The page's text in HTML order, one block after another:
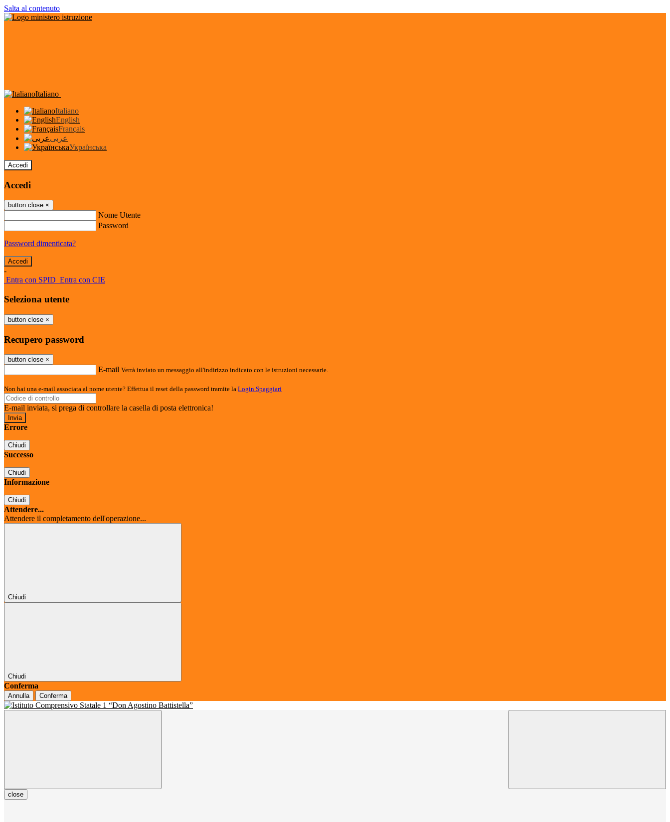
Salta al contenuto
Italiano
Italiano
English
Français
عربى
Українська
Accedi
Accedi
button close ×
Nome Utente
Password
Password dimenticata?
-
Entra con SPID Entra con CIE
Seleziona utente
button close ×
Recupero password
button close ×
E-mail Verrà inviato un messaggio all'indirizzo indicato con le istruzioni necessarie.
Non hai una e-mail associata al nome utente? Effettua il reset della password tramite la Login Spaggiari
E-mail inviata, si prega di controllare la casella di posta elettronica!
Errore
Chiudi
Successo
Chiudi
Informazione
Chiudi
Attendere...
Attendere il completamento dell'operazione...
Chiudi
Chiudi
Conferma
Annulla Conferma
close